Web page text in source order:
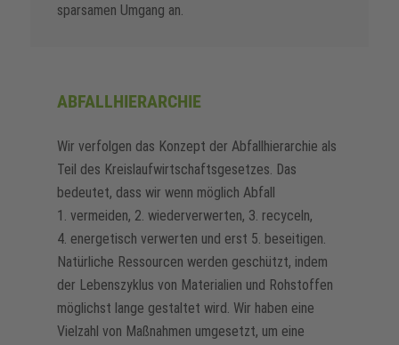
sparsamen Umgang an.
ABFALLHIERARCHIE
Wir verfolgen das Konzept der Abfallhierarchie als
Teil des Kreislaufwirtschaftsgesetzes. Das
bedeutet, dass wir wenn möglich Abfall
1. vermeiden, 2. wiederverwerten, 3. recyceln,
4. energetisch verwerten und erst 5. beseitigen.
Natürliche Ressourcen werden geschützt, indem
der Lebenszyklus von Materialien und Rohstoffen
möglichst lange gestaltet wird. Wir haben eine
Vielzahl von Maßnahmen umgesetzt, um eine